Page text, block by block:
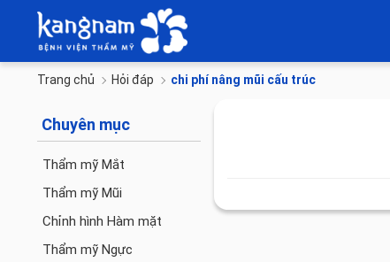
Trang chủ Hỏi đáp chi phí nâng mũi cấu trúc
Chuyên mục
Thẩm mỹ Mắt
Thẩm mỹ Mũi
Chỉnh hình Hàm mặt
Thẩm mỹ Ngực